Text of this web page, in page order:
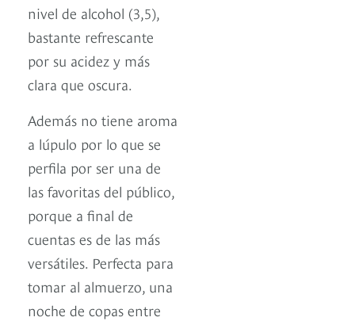
nivel de alcohol (3,5),
bastante refrescante
por su acidez y más
clara que oscura.
Además no tiene aroma
a lúpulo por lo que se
perfila por ser una de
las favoritas del público,
porque a final de
cuentas es de las más
versátiles. Perfecta para
tomar al almuerzo, una
noche de copas entre